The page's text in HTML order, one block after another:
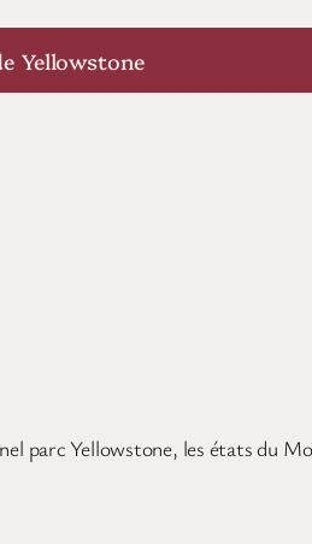
Yellowstone
parc Yellowstone, les états du